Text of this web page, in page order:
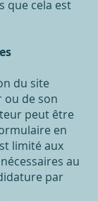
que cela est
du site
ou de son
peut être
en
limité aux
au
par